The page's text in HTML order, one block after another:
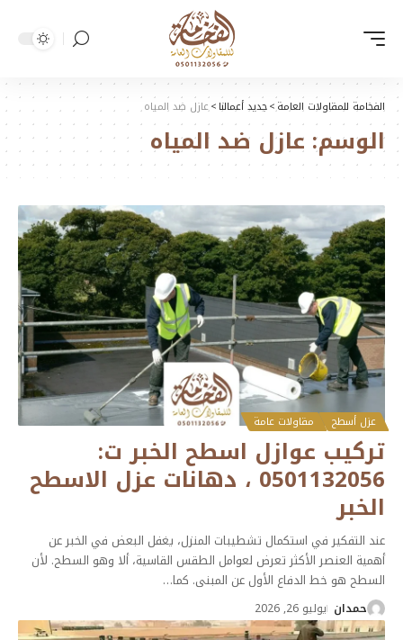
الفخامة للمقاولات العامة>جديد أعمالنا>عازل ضد المياه
الوسم: عازل ضد المياه
عزل أسطح مقاولات عامة
تركيب عوازل اسطح الخبر ت:
0501132056 ، دهانات عزل الاسطح
الخبر
عند التفكير في استكمال تشطيبات المنزل، يغفل البعض في الخبر عن
أهمية العنصر الأكثر تعرض لعوامل الطقس القاسية، ألا وهو السطح. لأن
السطح هو خط الدفاع الأول عن المبنى. كما…
حمدان يوليو 26, 2026